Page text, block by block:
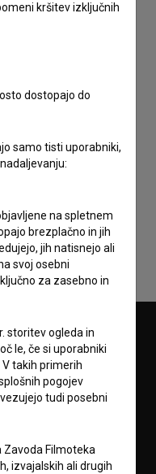
kršitev izključnih
dostopajo do
samo tisti uporabniki,
na spletnem
brezplačno in jih
jih natisnejo ali
svoj osebni
za zasebno in
storitev ogleda in
le, če si uporabniki
takih primerih
pogojev
tudi posebni
Zavoda Filmoteka
izvajalskih ali drugih